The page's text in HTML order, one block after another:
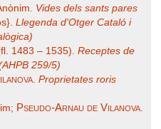
Vides dels sants pares
Llegenda d'Otger Cataló i
1483 – 1535). Receptes de
259/5)
. Proprietates roris
Pseudo-Arnau de Vilanova.